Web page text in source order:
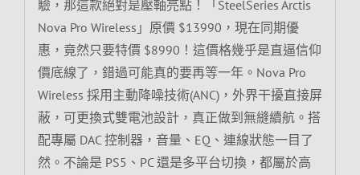
驗，那這款絕對是壓軸亮點！「SteelSeries Arctis
Nova Pro Wireless」原價 $13990，現在同期優
惠，竟然只要特價 $8990！這價格幾乎是直逼信仰
價底線了，錯過可能真的要再等一年。Nova Pro
Wireless 採用主動降噪技術(ANC)，外界干擾直接屏
蔽，可更換式雙電池設計，真正做到無縫續航。搭
配專屬 DAC 控制器，音量、EQ、連線狀態一目了
然。不論是 PS5、PC 還是多平台切換，都屬於高